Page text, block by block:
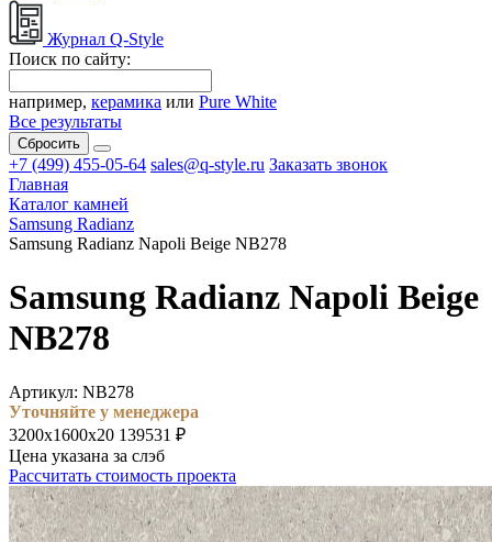
Журнал Q-Style
Поиск по сайту:
например, керамика или Pure White
Все результаты
Сбросить
+7 (499) 455-05-64 sales@q-style.ru Заказать звонок
Главная
Каталог камней
Samsung Radianz
Samsung Radianz Napoli Beige NB278
Samsung Radianz Napoli Beige
NB278
Артикул: NB278
Уточняйте у менеджера
3200х1600х20 139531 ₽
Цена указана за слэб
Рассчитать стоимость проекта